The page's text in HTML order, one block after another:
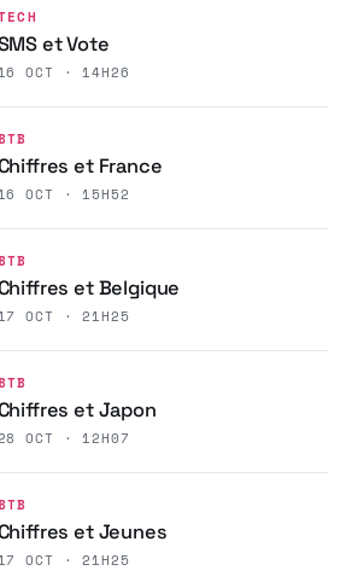
et Vote
OCT · 14H26
et France
OCT · 15H52
et Belgique
OCT · 21H25
et Japon
OCT · 12H07
et Jeunes
OCT · 21H25